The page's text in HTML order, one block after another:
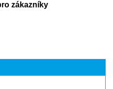
zákazníky